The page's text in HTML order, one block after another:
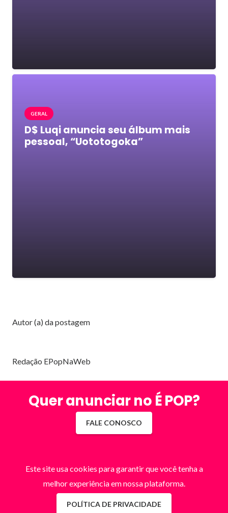
GERAL
D$ Luqi anuncia seu álbum mais
pessoal, “Uototogoka”
Autor (a) da postagem
Redação EPopNaWeb
Quer anunciar no É POP?
FALE CONOSCO
Este site usa cookies para garantir que você tenha a
melhor experiência em nossa plataforma.
POLÍTICA DE PRIVACIDADE